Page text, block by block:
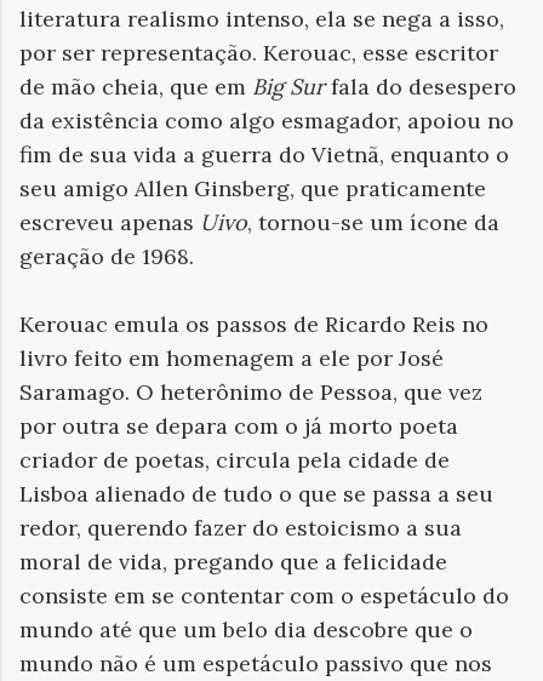
literatura realismo intenso, ela se nega a isso,
por ser representação. Kerouac, esse escritor
de mão cheia, que em Big Surfala do desespero
da existência como algo esmagador, apoiou no
fim de sua vida a guerra do Vietnã, enquanto o
seu amigo Allen Ginsberg, que praticamente
escreveu apenas Uivo, tornou-se um ícone da
geração de 1968.
Kerouac emula os passos de Ricardo Reis no
livro feito em homenagem a ele por José
Saramago. O heterônimo de Pessoa, que vez
por outra se depara com o já morto poeta
criador de poetas, circula pela cidade de
Lisboa alienado de tudo o que se passa a seu
redor, querendo fazer do estoicismo a sua
moral de vida, pregando que a felicidade
consiste em se contentar com o espetáculo do
mundo até que um belo dia descobre que o
mundo não é um espetáculo passivo que nos